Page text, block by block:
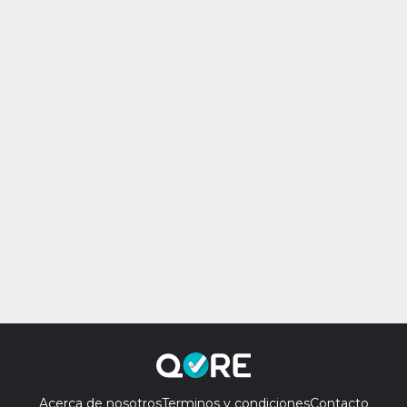
Acerca de nosotrosTerminos y condicionesContacto